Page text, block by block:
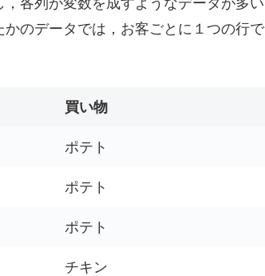
のデータでは，お客ごとに１つの行で
買い物
ポテト
ポテト
ポテト
チキン